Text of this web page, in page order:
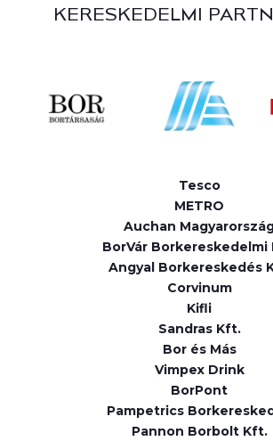
KERESKEDELMI
Tesco
METRO
Auchan
BorVár Borkereskedelmi
Angyal Borkereskedés
Corvinum
Kifli
Sandras Kft.
Bor és Más
Vimpex Drink
BorPont
Pampetrics
Pannon Borbolt Kft.